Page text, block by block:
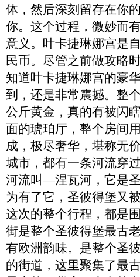
体，然后深刻留存在你
你。这个过程，微妙而
意义。叶卡捷琳娜宫是
民币。 尽管之前做攻略
知道叶卡捷琳娜宫的豪
到，还是非常震撼。整
公斤黄金，真的有被闪
面的琥珀厅，整个房间
成，极尽奢华，堪称无
城市，都有一条河流穿
河流叫—涅瓦河，它是
为有了它，圣彼得堡又
这次的整个行程，都是
街是整个圣彼得堡最古
有欧洲韵味。是整个圣
的街道，这里聚集了最